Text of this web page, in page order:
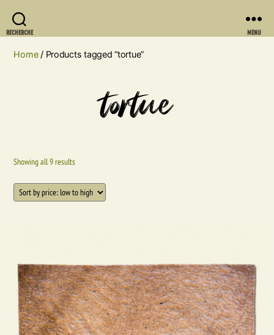
RECHERCHE MENU
Home/ Products tagged “tortue”
tortue
Showing all 9 results